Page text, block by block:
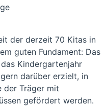
der derzeit 70 Kitas in
guten Fundament: Das
Kindergartenjahr
darüber erzielt, in
der Träger mit
gefördert werden.